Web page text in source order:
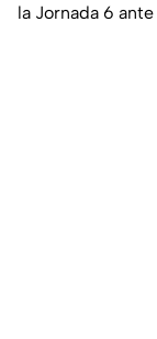
la Jornada 6 ante